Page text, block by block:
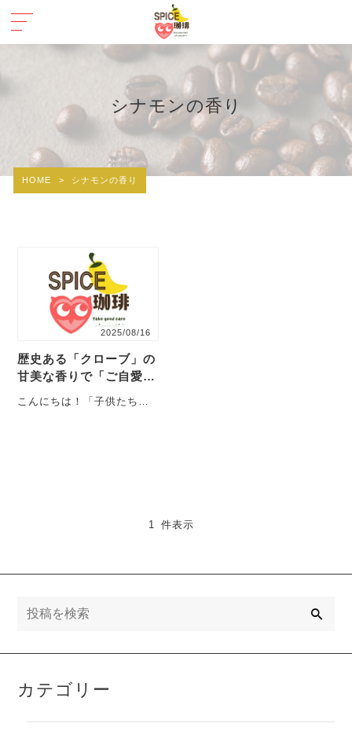
シナモンの香り
HOME > シナモンの香り
2025/08/16
歴史ある「クローブ」の
甘美な香りで「ご自愛タ
こんにちは！「子供たちが
1 件表示
カテゴリー